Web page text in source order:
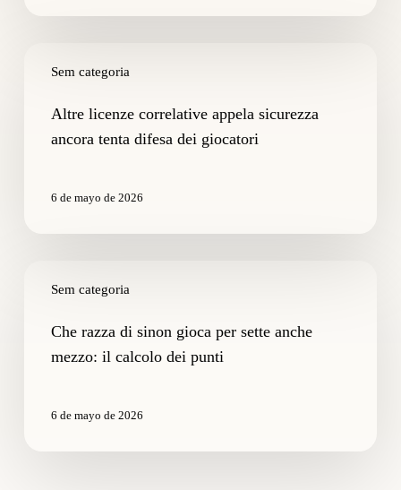
Sem categoria
licenze
appelaAltre licenze correlative appela sicurezza
ancora tenta difesa dei giocatori
6 de mayo de 2026
Sem categoria
razza
sinonChe razza di sinon gioca per sette anche
mezzo: il calcolo dei punti
6 de mayo de 2026